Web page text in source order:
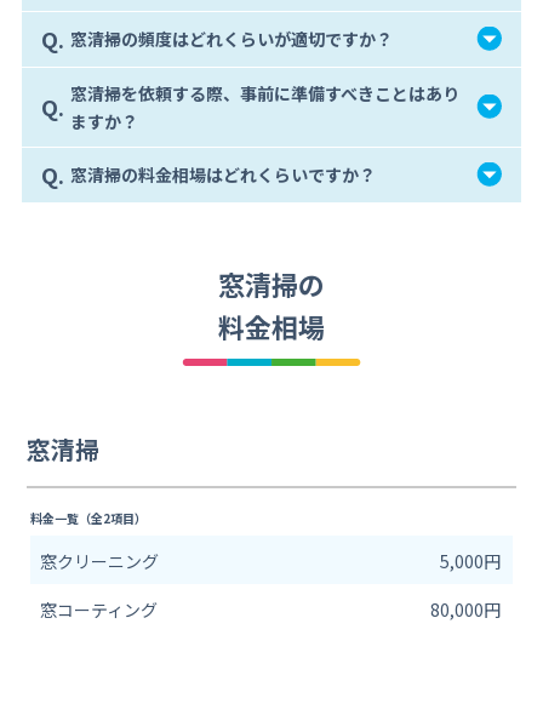
Q. 窓清掃の頻度はどれくらいが適切ですか？
Q. 窓清掃を依頼する際、事前に準備すべきことはあり
ますか？
Q. 窓清掃の料金相場はどれくらいですか？
窓清掃の
料金相場
窓清掃
料金一覧（全2項目）
窓クリーニング
5,000円
窓コーティング
80,000円